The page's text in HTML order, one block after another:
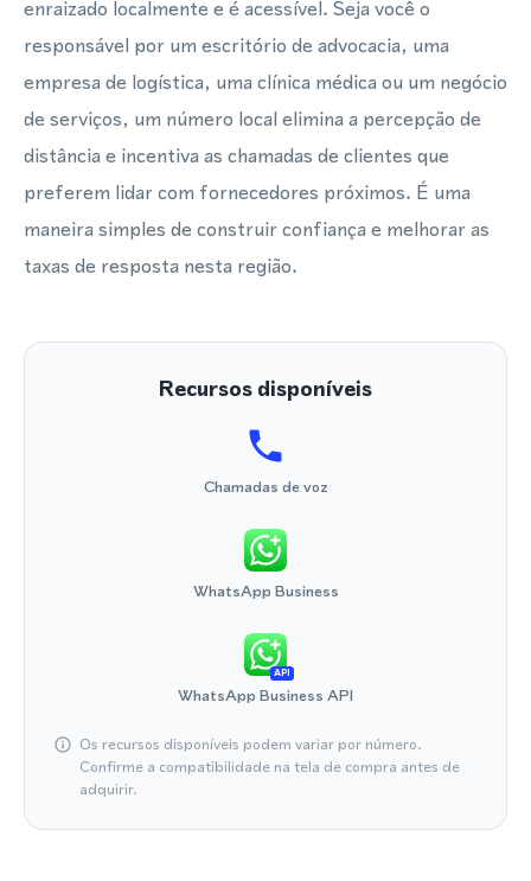
enraizado localmente e é acessível. Seja você o
responsável por um escritório de advocacia, uma
empresa de logística, uma clínica médica ou um negócio
de serviços, um número local elimina a percepção de
distância e incentiva as chamadas de clientes que
preferem lidar com fornecedores próximos. É uma
maneira simples de construir confiança e melhorar as
taxas de resposta nesta região.
Recursos disponíveis
Chamadas de voz
WhatsApp Business
API
WhatsApp Business API
Os recursos disponíveis podem variar por número.
Confirme a compatibilidade na tela de compra antes de
adquirir.